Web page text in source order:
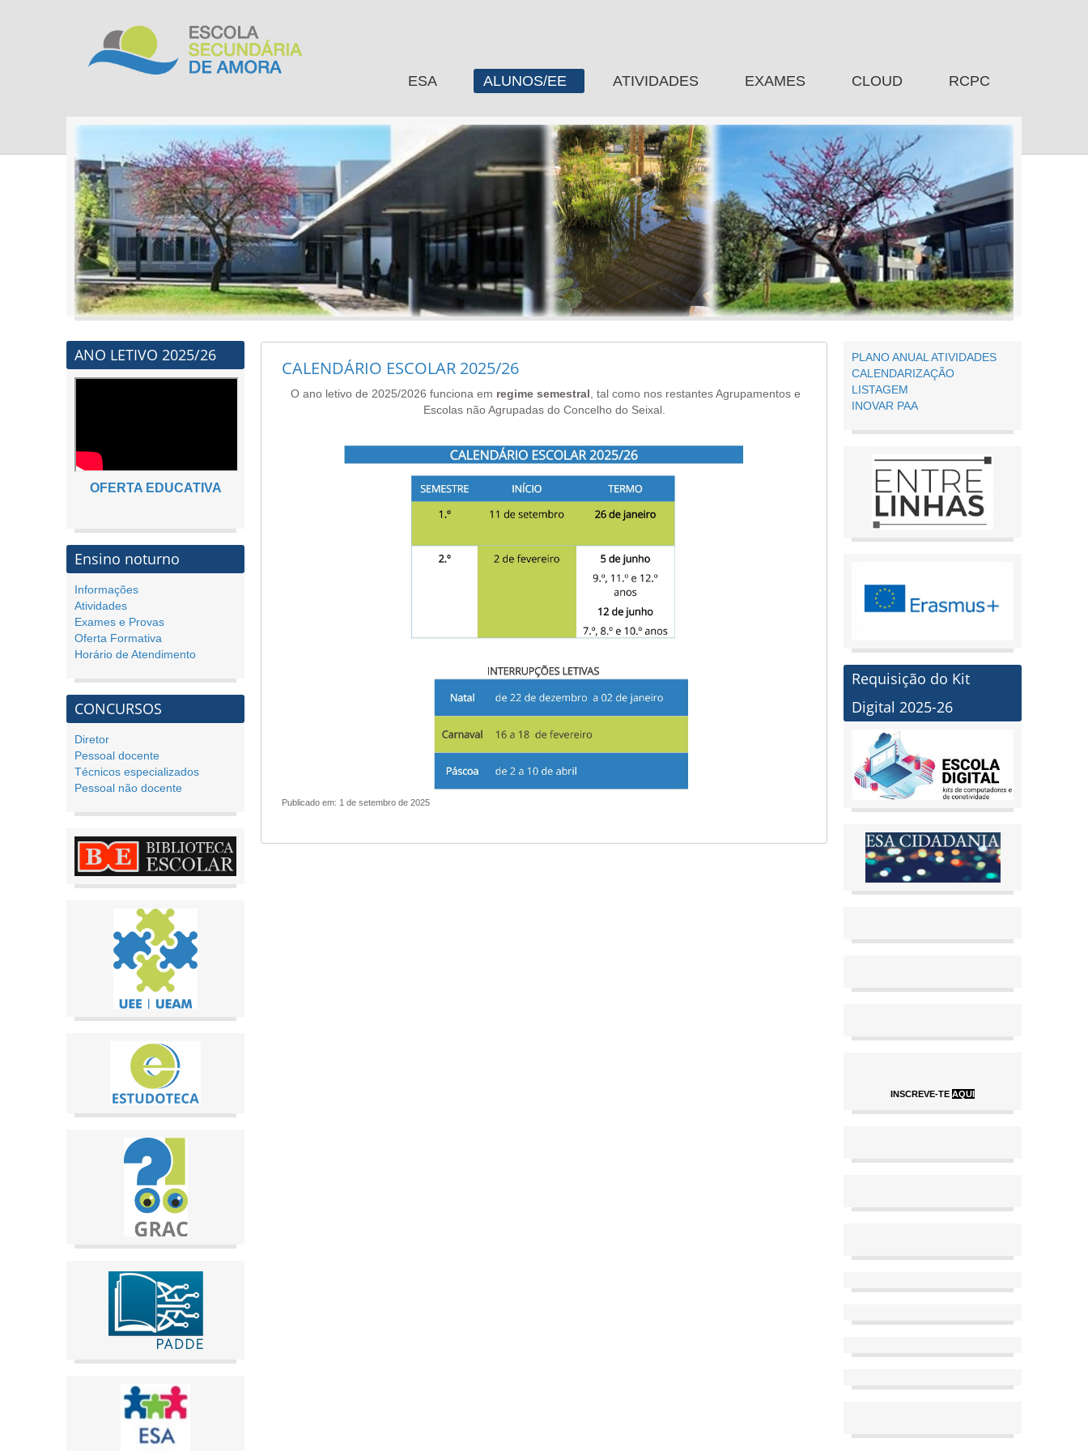
ESA ALUNOS/EE ATIVIDADES EXAMES CLOUD RCPC
CALENDÁRIO ESCOLAR 2025/26
O ano letivo de 2025/2026 funciona em regime semestral , tal como nos restantes Agrupamentos e
Escolas não Agrupadas do Concelho do Seixal.
Publicado em: 1 de setembro de 2025
ANO LETIVO 2025/26
OFERTA EDUCATIVA
Ensino noturno
Informações
Atividades
Exames e Provas
Oferta Formativa
Horário de Atendimento
CONCURSOS
Diretor
Pessoal docente
Técnicos especializados
Pessoal não docente
PLANO ANUAL ATIVIDADES
CALENDARIZAÇÃO
LISTAGEM
INOVAR PAA
Requisição do Kit
Digital 2025-26
INSCREVE-TE AQUI